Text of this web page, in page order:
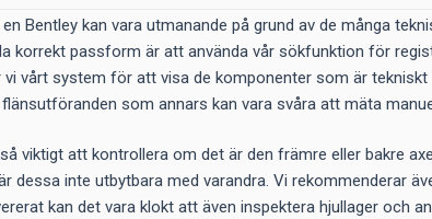
Bentley kan vara utmanande på grund av de många
korrekt passform är att använda vår sökfunktion för
vårt system för att visa de komponenter som är
som annars kan vara svåra att mäta
viktigt att kontrollera om det är den främre eller bakre
dessa inte utbytbara med varandra. Vi rekommenderar
kan det vara klokt att även inspektera hjullager och